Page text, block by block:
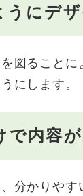
にデ
図ること
にします。
で内容
分かりやす